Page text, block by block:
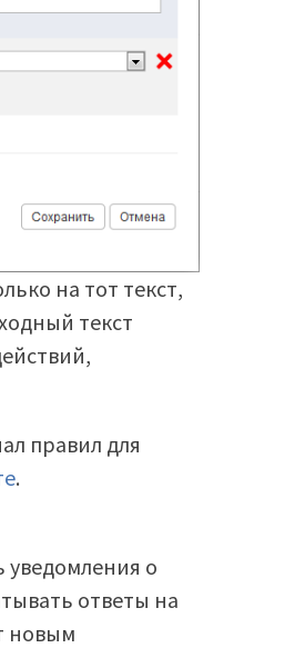
на тот текст,
текст
правил для
.
уведомления о
ответы на
новым